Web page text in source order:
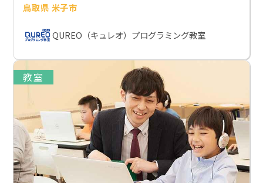
鳥取県 米子市
QUREO（キュレオ）プログラミング教室
教室